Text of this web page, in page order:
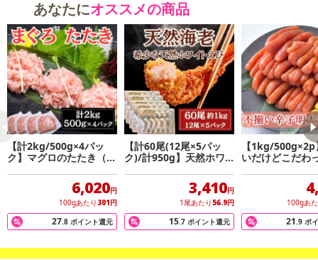
●発泡スチロールに2kgたっぷり入っております。
●ロシア産すけそうだらの卵巣を使用しております。
●ご飯のお供・焼き明太・お茶漬け・炙り・パスタ・炒飯・もんじゃ
焼き・おにぎり・サラダ等々に。
商品名:辛子明太子
内容量:2kg
原材料:すけとうだらの卵巣(ロシア産)、食塩、米発酵調味料、酒、
唐辛子、植物蛋白加水分解物/調味料(アミノ酸等)、ソルビトール、P
h調整剤、トレハロース、こんぶエキス、唐辛子/調味料(アミノ酸
等)、酸化防止剤(V、C)ナイアシン、発色剤(亜硝酸Na)酸化防止剤(V.
C)、ナイアシン、香辛料抽出物、甘味料(ステビア、天草)、着色料
あなたにオススメの商品
【計2kg/500g×4パッ
ク】マグロのたたき（ネ
6,020円
100gあたり 301円
27.8 ポイント還元
【計60尾(12尾×5パッ
ク)/計950g】天然ホワ
3,410円
1尾あたり56.9円
15.7 ポイント還元
【1kg/500g×2p
いだけどこだわ
100gあ
21.9 ポ